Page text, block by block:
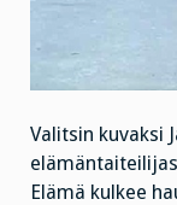
Valitsin kuvaksi
Elämä kulkee